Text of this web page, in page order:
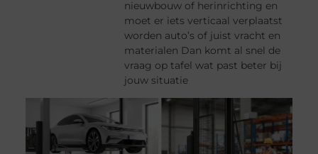
nieuwbouw of herinrichting en
moet er iets verticaal verplaatst
worden auto’s of juist vracht en
materialen Dan komt al snel de
vraag op tafel wat past beter bij
jouw situatie